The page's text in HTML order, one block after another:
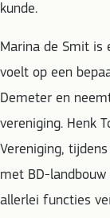
kunde.
Marina de Smit is
voelt op een
Demeter en
vereniging. Henk
Vereniging,
met BD-
allerlei functies